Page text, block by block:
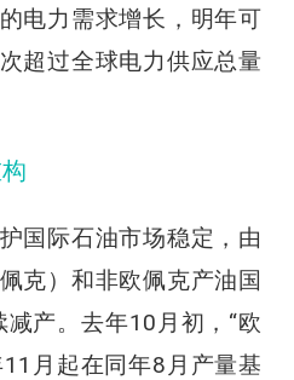
电力需求增长，明年可
超过全球电力供应总量
国际石油市场稳定，由
克）和非欧佩克产油国
减产。去年10月初，“欧
月起在同年8月产量基